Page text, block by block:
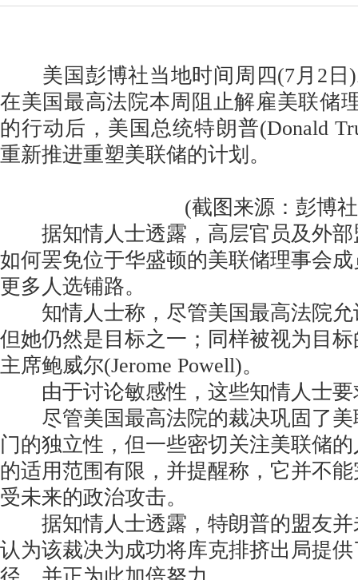
美国彭博社当地时间周四(7月2日)
在美国最高法院本周阻止解雇美联储
的行动后，美国总统特朗普(Donald
重新推进重塑美联储的计划。
(截图来源：彭博
据知情人士透露，高层官员及外部
如何罢免位于华盛顿的美联储理事会
更多人选铺路。
知情人士称，尽管美国最高法院允
但她仍然是目标之一；同样被视为目
主席鲍威尔(Jerome Powell)。
由于讨论敏感性，这些知情人士要
尽管美国最高法院的裁决巩固了美
门的独立性，但一些密切关注美联储
的适用范围有限，并提醒称，它并不
受未来的政治攻击。
据知情人士透露，特朗普的盟友并
认为该裁决为成功将库克排挤出局提